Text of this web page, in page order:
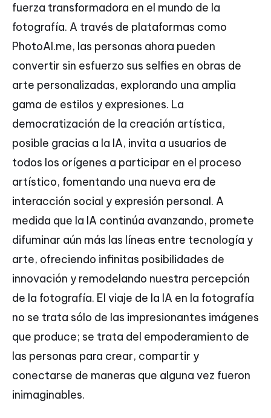
fuerza transformadora en el mundo de la
fotografía. A través de plataformas como
PhotoAI.me, las personas ahora pueden
convertir sin esfuerzo sus selfies en obras de
arte personalizadas, explorando una amplia
gama de estilos y expresiones. La
democratización de la creación artística,
posible gracias a la IA, invita a usuarios de
todos los orígenes a participar en el proceso
artístico, fomentando una nueva era de
interacción social y expresión personal. A
medida que la IA continúa avanzando, promete
difuminar aún más las líneas entre tecnología y
arte, ofreciendo infinitas posibilidades de
innovación y remodelando nuestra percepción
de la fotografía. El viaje de la IA en la fotografía
no se trata sólo de las impresionantes imágenes
que produce; se trata del empoderamiento de
las personas para crear, compartir y
conectarse de maneras que alguna vez fueron
inimaginables.